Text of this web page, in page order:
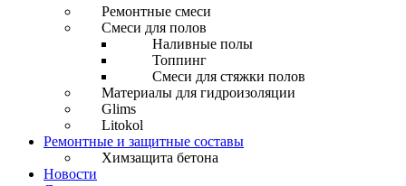
Ремонтные смеси
Смеси для полов
Наливные полы
Топпинг
Смеси для стяжки полов
Материалы для гидроизоляции
Glims
Litokol
Ремонтные и защитные составы
Химзащита бетона
Новости